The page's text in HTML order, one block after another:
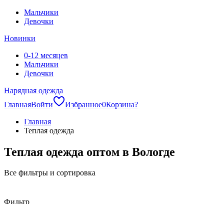
Мальчики
Девочки
Новинки
0-12 месяцев
Мальчики
Девочки
Нарядная одежда
ГлавнаяВойти Избранное0Корзина?
Главная
Теплая одежда
Теплая одежда оптом в Вологде
Все фильтры и сортировка
Фильтр